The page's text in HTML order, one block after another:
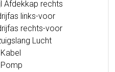
Afdekkap rechts
links-voor
rechts-voor
Lucht